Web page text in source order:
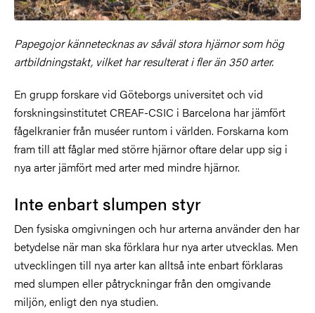
Papegojor kännetecknas av såväl stora hjärnor som hög
artbildningstakt, vilket har resulterat i fler än 350 arter.
En grupp forskare vid Göteborgs universitet och vid
forskningsinstitutet CREAF-CSIC i Barcelona har jämfört
fågelkranier från muséer runtom i världen. Forskarna kom
fram till att fåglar med större hjärnor oftare delar upp sig i
nya arter jämfört med arter med mindre hjärnor.
Inte enbart slumpen styr
Den fysiska omgivningen och hur arterna använder den har
betydelse när man ska förklara hur nya arter utvecklas. Men
utvecklingen till nya arter kan alltså inte enbart förklaras
med slumpen eller påtryckningar från den omgivande
miljön, enligt den nya studien.